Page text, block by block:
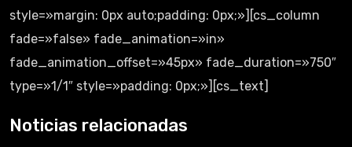
style=»margin: 0px auto;padding: 0px;»][cs_column
fade=»false» fade_animation=»in»
fade_animation_offset=»45px» fade_duration=»750″
type=»1/1″ style=»padding: 0px;»][cs_text]
Noticias relacionadas